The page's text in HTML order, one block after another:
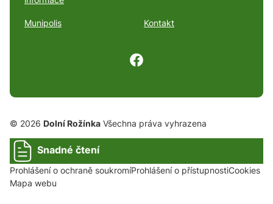
Munipolis Kontakt
© 2026 Dolní Rožínka Všechna práva vyhrazena
Snadné čtení
Prohlášení o ochraně soukromíProhlášení o přístupnostiCookies
Mapa webu